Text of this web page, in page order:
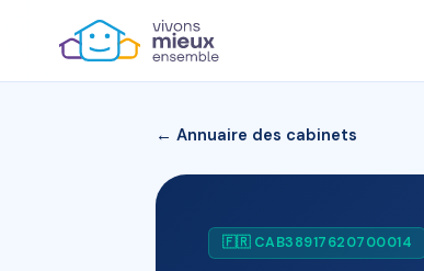
← Annuaire des cabinets
🇫🇷 CAB38917620700014